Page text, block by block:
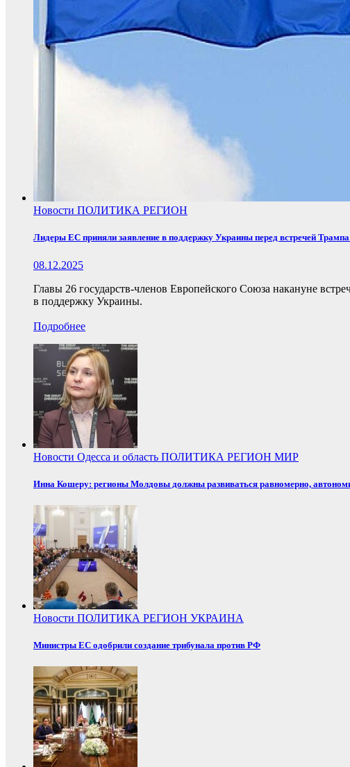
Новости ПОЛИТИКА РЕГИОН
Лидеры ЕС приняли заявление в поддержку Украины перед встречей
08.12.2025
Главы 26 государств-членов Европейского Союза накануне
в поддержку Украины.
Подробнее
Новости Одесса и область ПОЛИТИКА РЕГИОН МИР
Инна Кошеру: регионы Молдовы должны развиваться равномерно,
Новости ПОЛИТИКА РЕГИОН УКРАИНА
Министры ЕС одобрили создание трибунала против РФ